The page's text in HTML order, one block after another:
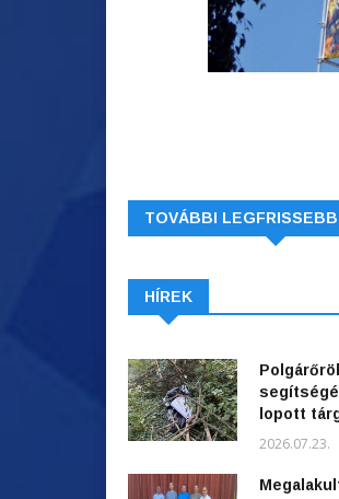
TOVÁBBI LEGFRISSEBB
HÍREK
lopott
2026.07.23.